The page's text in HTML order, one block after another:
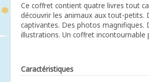
Ce coffret contient quatre livres tout
découvrir les animaux aux tout-petits.
captivantes. Des photos magnifiques.
illustrations. Un coffret incontournable
Caractéristiques